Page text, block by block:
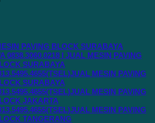
PAVING BLOCK SURABAYA
0838.3060.0218 I JUAL MESIN PAVING
SURABAYA
MESIN PAVING
SURABAYA
MESIN PAVING
JAKARTA
MESIN PAVING
TANGERANG